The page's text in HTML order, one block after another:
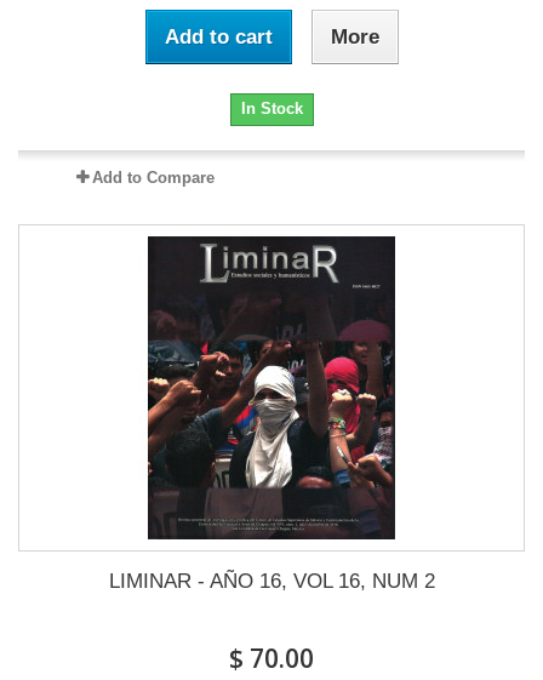
Add to cart More
In Stock
Add to Compare
LIMINAR - AÑO 16, VOL 16, NUM 2
$ 70.00